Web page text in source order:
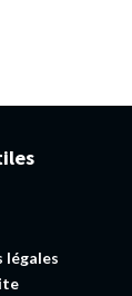
légales